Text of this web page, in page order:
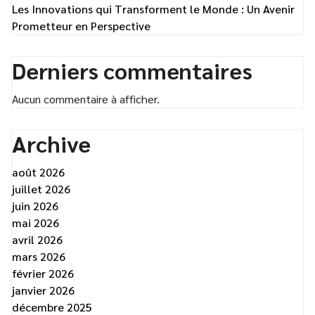
Les Innovations qui Transforment le Monde : Un Avenir
Prometteur en Perspective
Derniers commentaires
Aucun commentaire à afficher.
Archive
août 2026
juillet 2026
juin 2026
mai 2026
avril 2026
mars 2026
février 2026
janvier 2026
décembre 2025